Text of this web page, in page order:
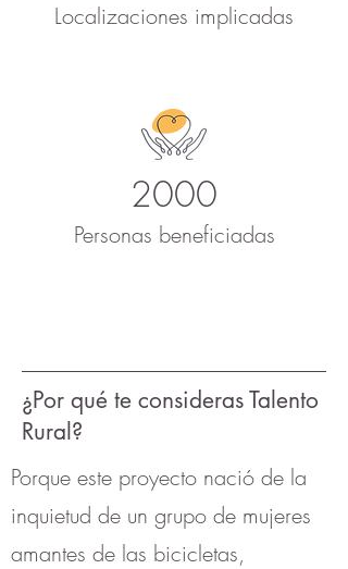
Localizaciones implicadas
2000
Personas beneficiadas
¿Por qué te consideras Talento
Rural?
Porque este proyecto nació de la
inquietud de un grupo de mujeres
amantes de las bicicletas,